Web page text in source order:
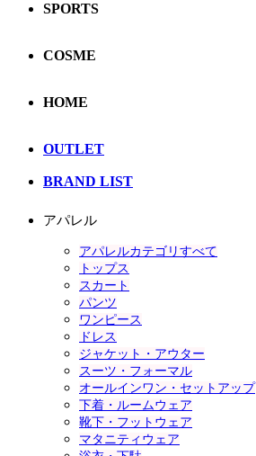
SPORTS
COSME
HOME
OUTLET
BRAND LIST
アパレル
アパレルカテゴリすべて
トップス
スカート
パンツ
ワンピース
ドレス
ジャケット・アウター
スーツ・フォーマル
オールインワン・セットアップ
下着・ルームウェア
靴下・フットウェア
マタニティウェア